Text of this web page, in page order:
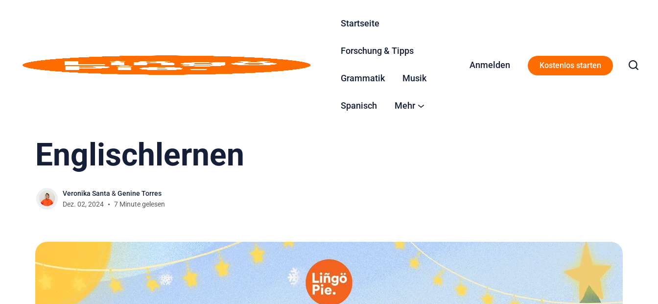
Startseite
Forschung & Tipps
Grammatik Musik
Spanisch Mehr
Anmelden Kostenlos starten
Englisch
Die 9 besten Weihnachtsfilme zum
Englischlernen
Veronika Santa & Genine Torres
Dez. 02, 2024
7 Minute gelesen